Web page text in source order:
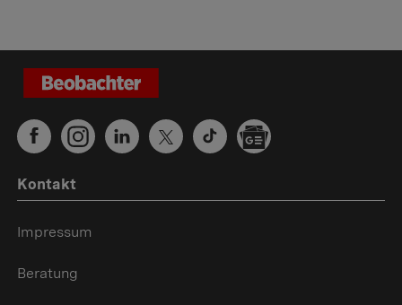
Kontakt
Impressum
Beratung